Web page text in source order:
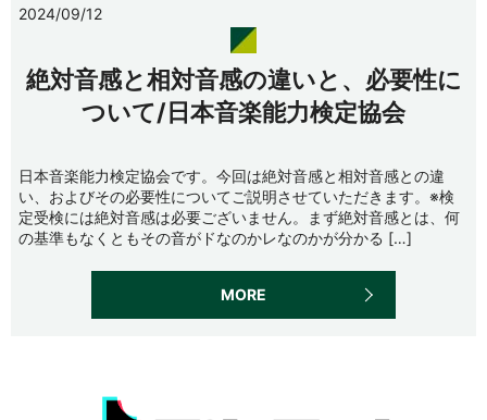
2024/09/12
絶対音感と相対音感の違いと、必要性に
ついて/日本音楽能力検定協会
日本音楽能力検定協会です。今回は絶対音感と相対音感との違
い、およびその必要性についてご説明させていただきます。※検
定受検には絶対音感は必要ございません。まず絶対音感とは、何
の基準もなくともその音がドなのかレなのかが分かる […]
MORE